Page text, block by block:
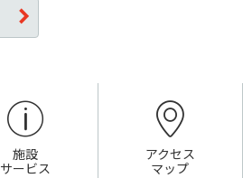
施設
サービス
アクセス
マップ